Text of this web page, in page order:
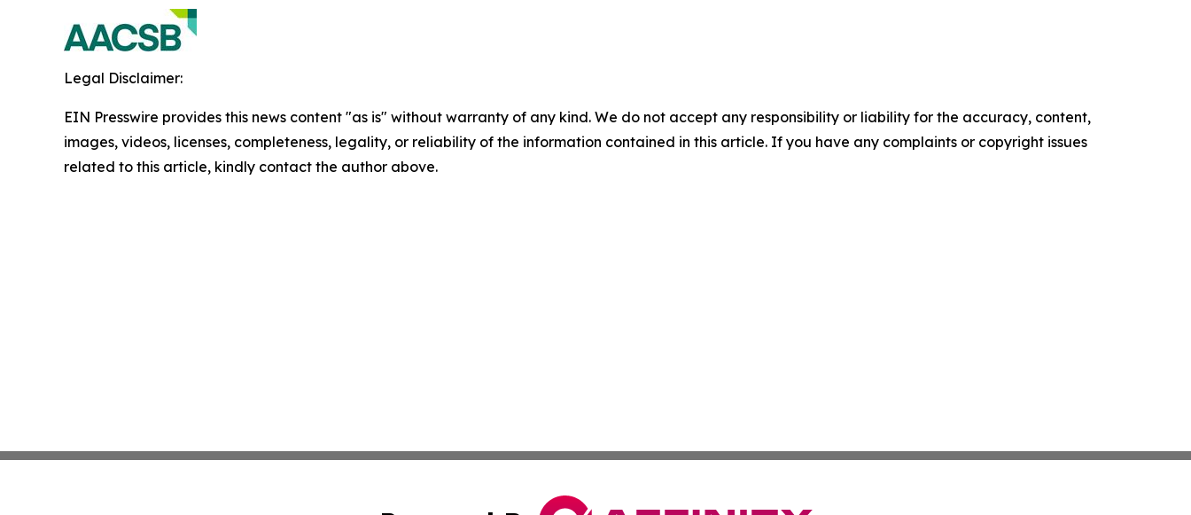
Legal Disclaimer:
EIN Presswire provides this news content "as is" without warranty of any kind. We do not accept any responsibility or liability for the accuracy, content,
images, videos, licenses, completeness, legality, or reliability of the information contained in this article. If you have any complaints or copyright issues
related to this article, kindly contact the author above.